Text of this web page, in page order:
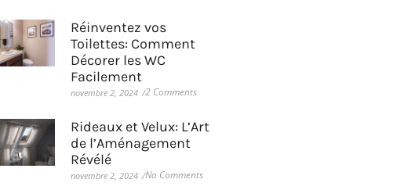
Réinventez vos
Toilettes: Comment
Décorer les WC
Facilement
novembre 2, 2024 /2 Comments
Rideaux et Velux: L’Art
de l’Aménagement
Révélé
novembre 2, 2024 /No Comments